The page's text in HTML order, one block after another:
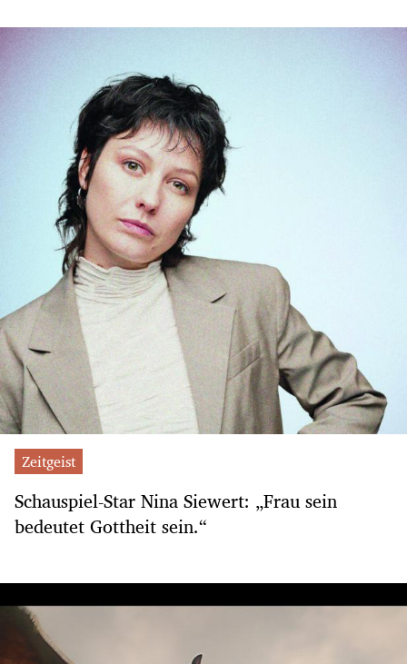
Zeitgeist
Schauspiel-Star Nina Siewert: „Frau sein
bedeutet Gottheit sein.“